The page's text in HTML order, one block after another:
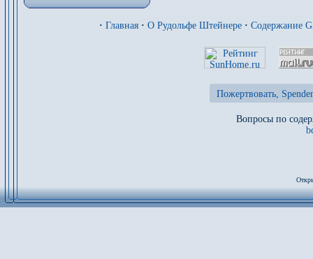
· Главная · О Рудольфе Штейнере · Содержание
Пожертвовать,
Вопросы по